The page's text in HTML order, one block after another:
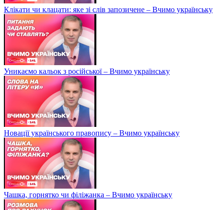
Клікати чи клацати: яке зі слів запозичене – Вчимо українську
Уникаємо кальок з російської – Вчимо українську
Новації українського правопису – Вчимо українську
Чашка, горнятко чи філіжанка – Вчимо українську